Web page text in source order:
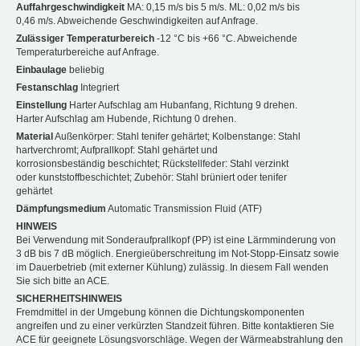
Auffahrgeschwindigkeit MA: 0,15 m/s bis 5 m/s. ML: 0,02 m/s bis
0,46 m/s. Abweichende Geschwindigkeiten auf Anfrage.
Zulässiger Temperaturbereich -12 °C bis +66 °C. Abweichende
Temperaturbereiche auf Anfrage.
Einbaulage beliebig
Festanschlag Integriert
Einstellung Harter Aufschlag am Hubanfang, Richtung 9 drehen.
Harter Aufschlag am Hubende, Richtung 0 drehen.
MaterialAußenkörper: Stahl tenifer gehärtet; Kolbenstange: Stahl
hartverchromt; Aufprallkopf: Stahl gehärtet und
korrosionsbeständig beschichtet; Rückstellfeder: Stahl verzinkt
oder kunststoffbeschichtet; Zubehör: Stahl brüniert oder tenifer
gehärtet
Dämpfungsmedium Automatic Transmission Fluid (ATF)
HINWEIS
Bei Verwendung mit Sonderaufprallkopf (PP) ist eine Lärmminderung von
3 dB bis 7 dB möglich. Energieüberschreitung im Not-Stopp-Einsatz sowie
im Dauerbetrieb (mit externer Kühlung) zulässig. In diesem Fall wenden
Sie sich bitte an ACE.
SICHERHEITSHINWEIS
Fremdmittel in der Umgebung können die Dichtungskomponenten
angreifen und zu einer verkürzten Standzeit führen. Bitte kontaktieren Sie
ACE für geeignete Lösungsvorschläge. Wegen der Wärmeabstrahlung den